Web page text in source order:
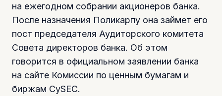
на ежегодном собрании акционеров банка.
После назначения Поликарпу она займет его
пост председателя Аудиторского комитета
Совета директоров банка. Об этом
говорится в официальном заявлении банка
на сайте Комиссии по ценным бумагам и
биржам CySEC.